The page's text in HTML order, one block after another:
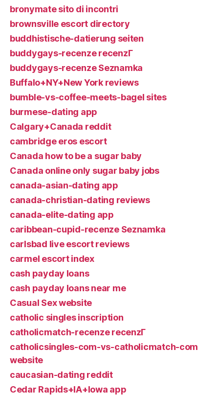
bronymate sito di incontri
brownsville escort directory
buddhistische-datierung seiten
buddygays-recenze recenzГ­
buddygays-recenze Seznamka
Buffalo+NY+New York reviews
bumble-vs-coffee-meets-bagel sites
burmese-dating app
Calgary+Canada reddit
cambridge eros escort
Canada how to be a sugar baby
Canada online only sugar baby jobs
canada-asian-dating app
canada-christian-dating reviews
canada-elite-dating app
caribbean-cupid-recenze Seznamka
carlsbad live escort reviews
carmel escort index
cash payday loans
cash payday loans near me
Casual Sex website
catholic singles inscription
catholicmatch-recenze recenzГ­
catholicsingles-com-vs-catholicmatch-com
website
caucasian-dating reddit
Cedar Rapids+IA+Iowa app